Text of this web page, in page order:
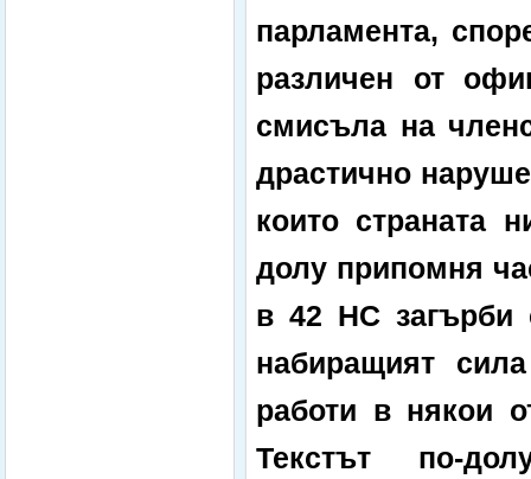
парламента,
различен от
смисъла на
драстично
които страната
долу припомня
в 42 НС загърби
набиращият
работи в някои
Текстът по-